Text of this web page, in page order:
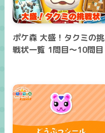
ポケ森 大盛！タクミの挑
戦状一覧 1問目～10問目